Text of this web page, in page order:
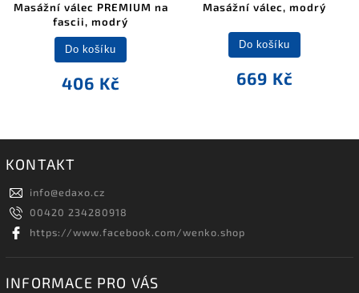
Masážní válec PREMIUM na
fascii, modrý
406 Kč
Do košíku
Masážní válec, modrý
669 Kč
Do košíku
KONTAKT
info@edaxo.cz
00420 234280918
https://www.facebook.com/wenko.shop
INFORMACE PRO VÁS